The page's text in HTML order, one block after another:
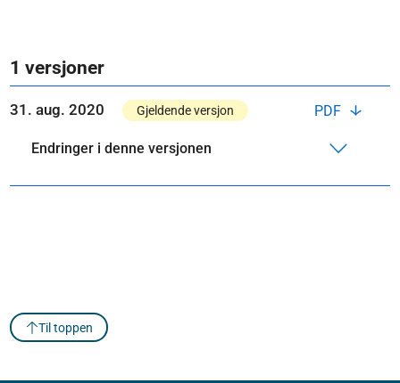
1 versjoner
PDF
31. aug. 2020 Gjeldende versjon
Endringer i denne versjonen
Til toppen